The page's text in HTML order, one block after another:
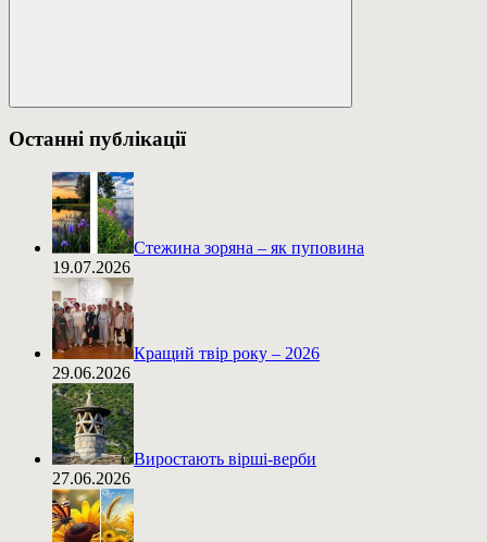
Пошук
Останні публікації
Стежина зоряна – як пуповина
19.07.2026
Кращий твір року – 2026
29.06.2026
Виростають вірші-верби
27.06.2026